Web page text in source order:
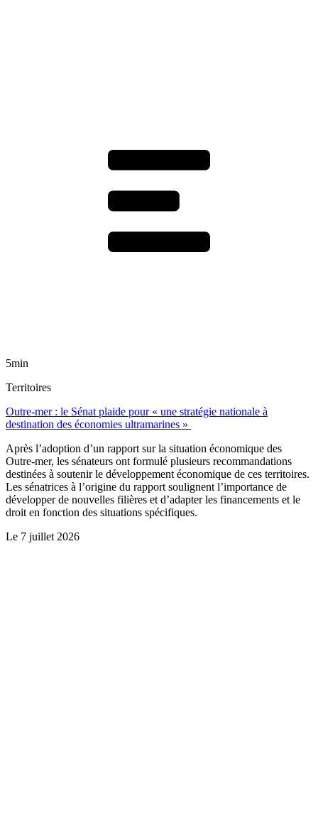
5min
Territoires
Outre-mer : le Sénat plaide pour « une stratégie nationale à
destination des économies ultramarines »
Après l’adoption d’un rapport sur la situation économique des
Outre-mer, les sénateurs ont formulé plusieurs recommandations
destinées à soutenir le développement économique de ces territoires.
Les sénatrices à l’origine du rapport soulignent l’importance de
développer de nouvelles filières et d’adapter les financements et le
droit en fonction des situations spécifiques.
Le 7 juillet 2026